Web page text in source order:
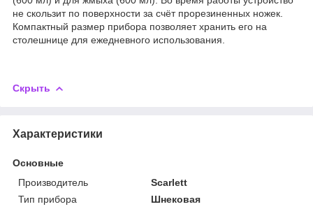
не скользит по поверхности за счёт прорезиненных ножек.
Компактный размер прибора позволяет хранить его на
столешнице для ежедневного использования.
Скрыть
Характеристики
Основные
Производитель
Scarlett
Тип прибора
Шнековая